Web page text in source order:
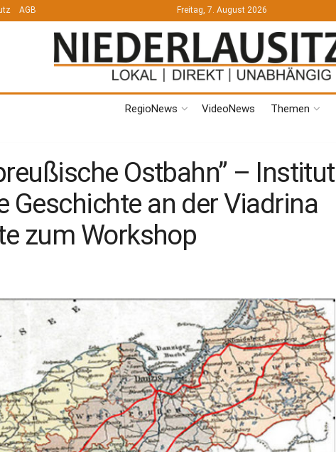
AGB Freitag, 7. August 2026
RegioNews VideoNews Themen
Ostbahn” – Institut
Geschichte an der Viadrina
zum Workshop